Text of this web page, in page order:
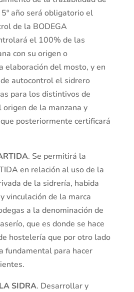
año será obligatorio el
de la BODEGA
el 100% de las
con su origen o
elaboración del mosto, y en
autocontrol el sidrero
para los distintivos de
de la manzana y
posteriormente certificará
. Se permitirá la
en relación al uso de la
de la sidrería, habida
vinculación de la marca
a la denominación de
que es donde se hace
hostelería que por otro lado
fundamental para hacer
SIDRA. Desarrollar y